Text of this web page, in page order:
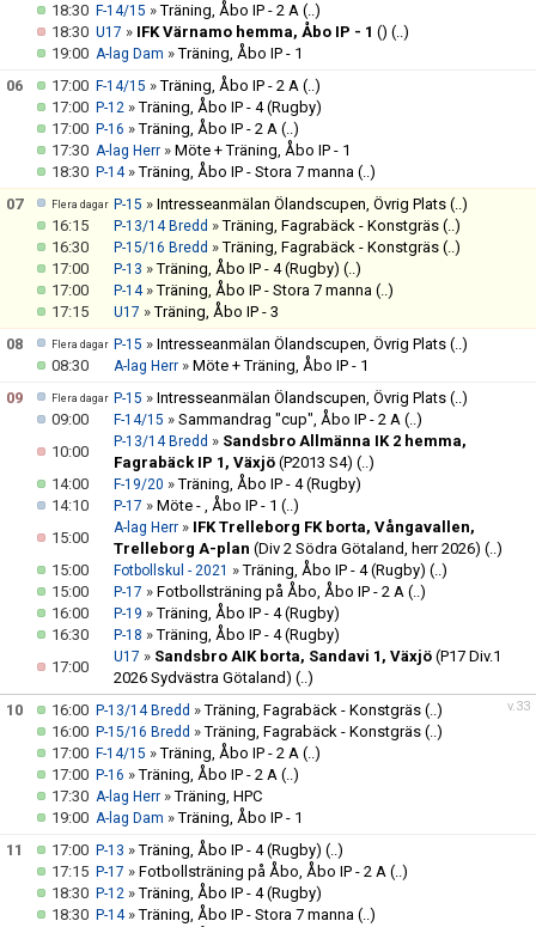
18:30 F-14/15 »Träning, Åbo IP - 2 A (..)
18:30 U17 » IFK Värnamo hemma, Åbo IP - 1 () (..)
19:00 A-lag Dam »Träning, Åbo IP - 1
06
17:00 F-14/15 »Träning, Åbo IP - 2 A (..)
17:00 P-12 »Träning, Åbo IP - 4 (Rugby)
17:00 P-16 »Träning, Åbo IP - 2 A (..)
17:30 A-lag Herr » Möte + Träning, Åbo IP - 1
18:30 P-14»Träning, Åbo IP - Stora 7 manna (..)
07
Flera dagar P-15 » Intresseanmälan Ölandscupen, Övrig Plats (..)
16:15
P-13/14 Bredd »Träning, Fagrabäck - Konstgräs (..)
16:30
P-15/16 Bredd »Träning, Fagrabäck - Konstgräs (..)
17:00
P-13 »Träning, Åbo IP - 4 (Rugby) (..)
17:00
P-14»Träning, Åbo IP - Stora 7 manna (..)
17:15
U17 »Träning, Åbo IP - 3
08
Flera dagar P-15 » Intresseanmälan Ölandscupen, Övrig Plats (..)
08:30
A-lag Herr » Möte + Träning, Åbo IP - 1
09
Flera dagar P-15 » Intresseanmälan Ölandscupen, Övrig Plats (..)
09:00
F-14/15 » Sammandrag "cup", Åbo IP - 2 A (..)
10:00
P-13/14 Bredd » Sandsbro Allmänna IK 2 hemma,
Fagrabäck IP 1, Växjö (P2013 S4) (..)
14:00
F-19/20 »Träning, Åbo IP - 4 (Rugby)
14:10
P-17 » Möte - , Åbo IP - 1 (..)
15:00
A-lag Herr » IFK Trelleborg FK borta, Vångavallen,
Trelleborg A-plan (Div 2 Södra Götaland, herr 2026) (..)
15:00
Fotbollskul - 2021 »Träning, Åbo IP - 4 (Rugby) (..)
15:00
P-17 » Fotbollsträning på Åbo, Åbo IP - 2 A (..)
16:00
P-19 »Träning, Åbo IP - 4 (Rugby)
16:30
P-18 »Träning, Åbo IP - 4 (Rugby)
17:00
U17 » Sandsbro AIK borta, Sandavi 1, Växjö (P17 Div.1
2026 Sydvästra Götaland) (..)
v.33
10 16:00 P-13/14 Bredd »Träning, Fagrabäck - Konstgräs (..)
16:00 P-15/16 Bredd »Träning, Fagrabäck - Konstgräs (..)
17:00 F-14/15 »Träning, Åbo IP - 2 A (..)
17:00 P-16 »Träning, Åbo IP - 2 A (..)
17:30 A-lag Herr »Träning, HPC
19:00 A-lag Dam »Träning, Åbo IP - 1
11
17:00 P-13 »Träning, Åbo IP - 4 (Rugby) (..)
17:15 P-17 » Fotbollsträning på Åbo, Åbo IP - 2 A (..)
18:30 P-12 »Träning, Åbo IP - 4 (Rugby)
18:30 P-14»Träning, Åbo IP - Stora 7 manna (..)